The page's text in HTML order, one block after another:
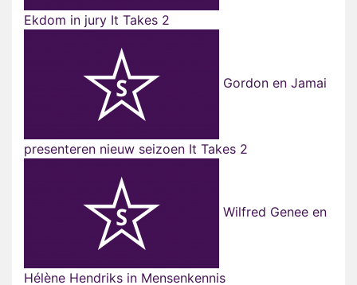
Ekdom in jury It Takes 2
Gordon en Jamai
presenteren nieuw seizoen It Takes 2
Wilfred Genee en
Hélène Hendriks in Mensenkennis